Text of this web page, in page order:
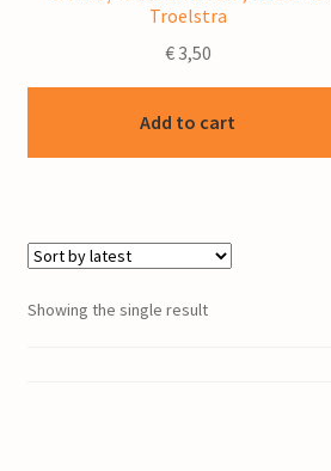
Troelstra
€3,50
Add to cart
Showing the single result